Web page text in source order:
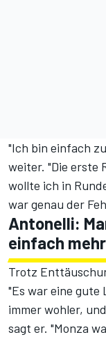
"Ich bin einfach
weiter. "Die erste
wollte ich in
war genau der
Antonelli:
einfach mehr
Trotz
"Es war eine
immer wohler,
sagt er. "Monza